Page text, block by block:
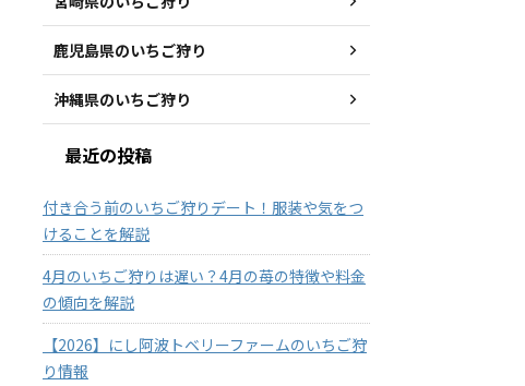
鹿児島県のいちご狩り
沖縄県のいちご狩り
最近の投稿
付き合う前のいちご狩りデート！服装や気をつ
けることを解説
4月のいちご狩りは遅い？4月の苺の特徴や料金
の傾向を解説
【2026】にし阿波トベリーファームのいちご狩
り情報